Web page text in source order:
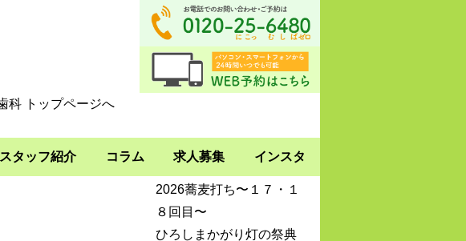
スタッフ紹介 コラム 求人募集 インスタ
最近の投稿
2026蕎麦打ち〜１７・１
８回目〜
ひろしまかがり灯の祭典